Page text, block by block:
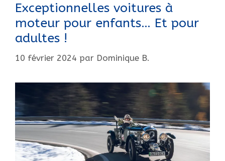
Exceptionnelles voitures à
moteur pour enfants… Et pour
adultes !
10 février 2024 par Dominique B.